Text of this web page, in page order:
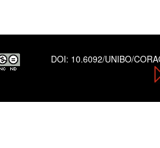
DOI: 10.6092/UNIBO/